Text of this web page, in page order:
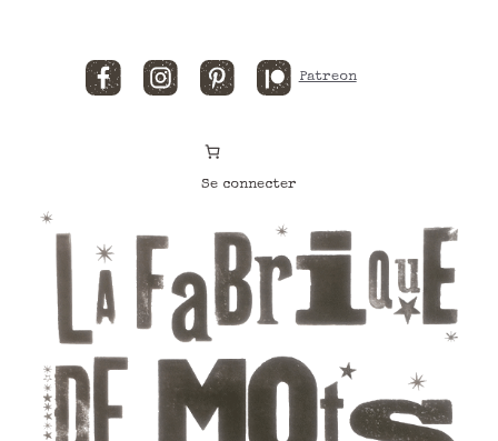
FacebookInstagramPinterestPatreon
Se connecter